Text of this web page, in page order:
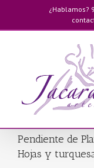
contenido
¿Hablamos?
Pendiente de
Hojas y